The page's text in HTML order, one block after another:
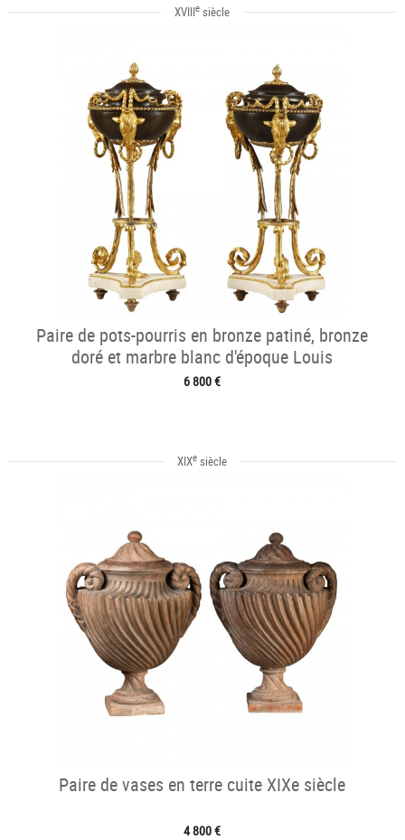
XVIIIe siècle
Paire de pots-pourris en bronze patiné, bronze
doré et marbre blanc d'époque Louis
6 800 €
XIXe siècle
Paire de vases en terre cuite XIXe siècle
4 800 €